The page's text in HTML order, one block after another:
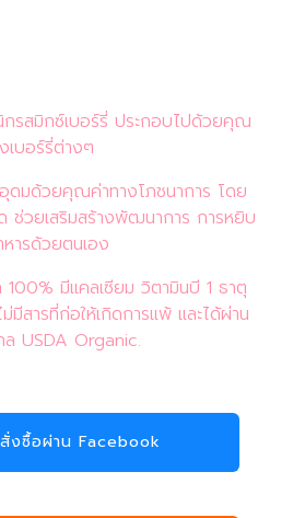
รสมิกซ์เบอร์รี่ ประกอบไปด้วยคุณ
เบอร์รี่ต่างๆ
ดมด้วยคุณค่าทางโภชนาการ โดย
ช่วยเสริมสร้างพัฒนาการ การหยิบ
ารด้วยตนเอง
มีแคลเซียม วิตามินบี 1 ธาตุ
มีสารที่ก่อให้เกิดการแพ้ และได้ผ่าน
ล USDA Organic.
สั่งซื้อผ่าน Facebook